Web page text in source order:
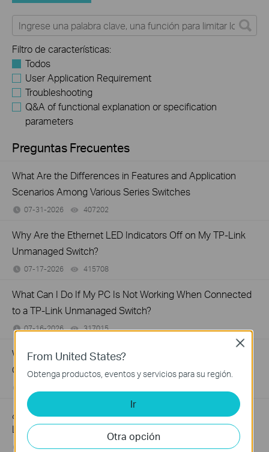
Filtro de características:
Todos
User Application Requirement
Troubleshooting
Q&A of functional explanation or specification
parameters
Preguntas Frecuentes
What Are the Differences in Features and Application
Scenarios Among Various Series Switches
07-31-2026 407202
Why Are the Ethernet LED Indicators Off on My TP-Link
Unmanaged Switch?
07-17-2026 415708
What Can I Do If My PC Is Not Working When Connected
to a TP-Link Unmanaged Switch?
07-16-2026 317015views
What Can I Do If My PC Has Slow Network Speed When
Connected to an Unmanaged Switch?
¿Cómo configurar una red POE mediante el uso de TP-
Link productos POE?
10-06-2011 325723views
From United States?
Obtenga productos, eventos y servicios para su región.
Ir
Otra opción
Close